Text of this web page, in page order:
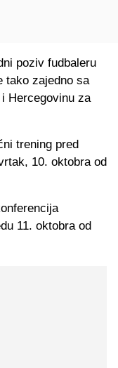
poziv fudbaleru
tako zajedno sa
Hercegovinu za
trening pred
10. oktobra od
11. oktobra od